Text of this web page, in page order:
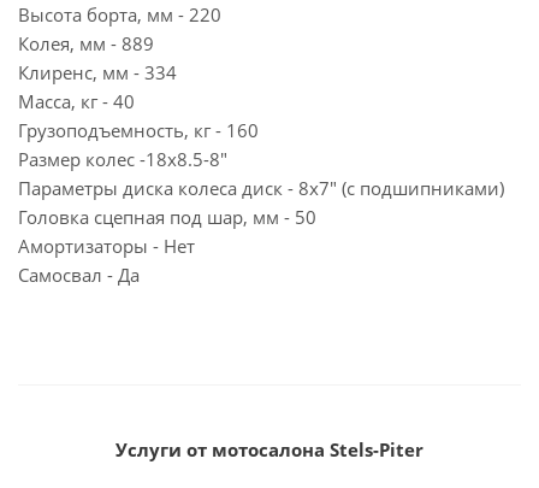
Высота борта, мм - 220
Колея, мм - 889
Клиренс, мм - 334
Масса, кг - 40
Грузоподъемность, кг - 160
Размер колес -18х8.5-8"
Параметры диска колеса диск - 8х7" (с подшипниками)
Головка сцепная под шар, мм - 50
Амортизаторы - Нет
Самосвал - Да
Услуги от мотосалона Stels-Piter